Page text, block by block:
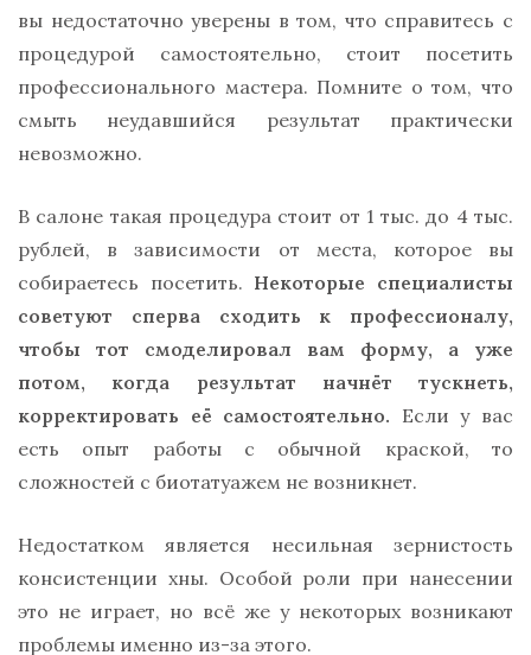
вы недостаточно уверены в том, что справитесь с
процедурой самостоятельно, стоит посетить
профессионального мастера. Помните о том, что
смыть неудавшийся результат практически
невозможно.
В салоне такая процедура стоит от 1 тыс. до 4 тыс.
рублей, в зависимости от места, которое вы
собираетесь посетить. Некоторые специалисты
советуют сперва сходить к профессионалу,
чтобы тот смоделировал вам форму, а уже
потом, когда результат начнёт тускнеть,
корректировать её самостоятельно. Если у вас
есть опыт работы с обычной краской, то
сложностей с биотатуажем не возникнет.
Недостатком является несильная зернистость
консистенции хны. Особой роли при нанесении
это не играет, но всё же у некоторых возникают
проблемы именно из-за этого.